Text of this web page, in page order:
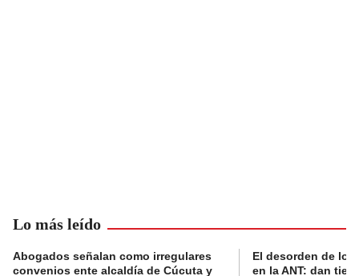
Lo más leído
Abogados señalan como irregulares
convenios ente alcaldía de Cúcuta y
El desorden de
en la ANT: dan